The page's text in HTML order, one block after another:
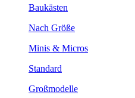
Baukästen
Nach Größe
Minis & Micros
Standard
Großmodelle